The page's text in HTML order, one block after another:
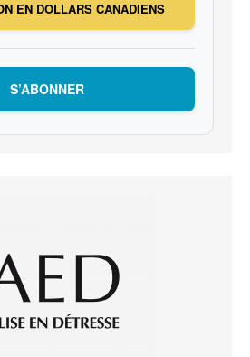
EN DOLLARS CANADIENS
S’ABONNER